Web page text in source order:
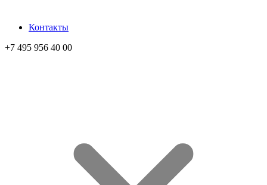
Контакты
+7 495 956 40 00